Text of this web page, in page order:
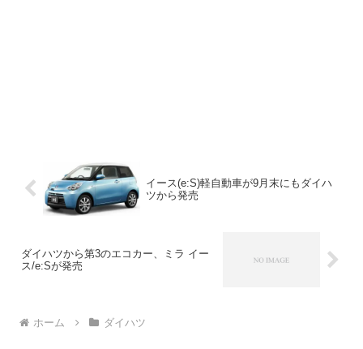
イース(e:S)軽自動車が9月末にもダイハ
ツから発売
ダイハツから第3のエコカー、ミラ イー
ス/e:Sが発売
ホーム ダイハツ